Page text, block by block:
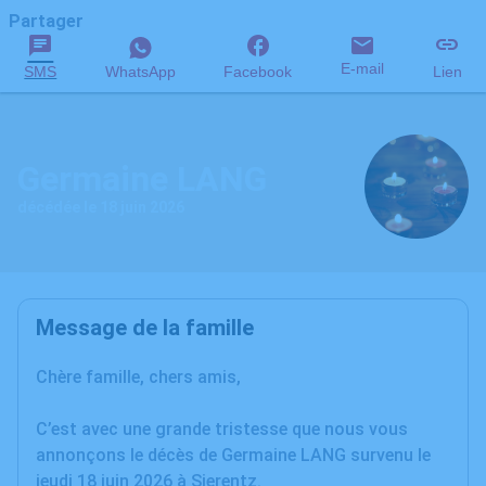
Partager
SMS WhatsApp Facebook E-mail Lien
Message de la famille
Chère famille, chers amis,
C’est avec une grande tristesse que nous vous
annonçons le décès de Germaine LANG survenu le
jeudi 18 juin 2026 à Sierentz.